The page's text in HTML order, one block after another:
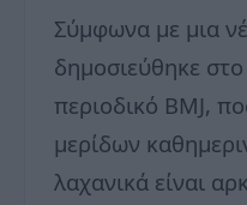
Σύμφωνα με μια
δημοσιεύθηκε
περιοδικό BMJ,
μερίδων
λαχανικά είναι